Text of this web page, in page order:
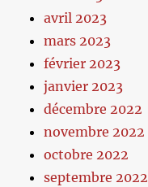
avril 2023
mars 2023
février 2023
janvier 2023
décembre 2022
novembre 2022
octobre 2022
septembre 2022